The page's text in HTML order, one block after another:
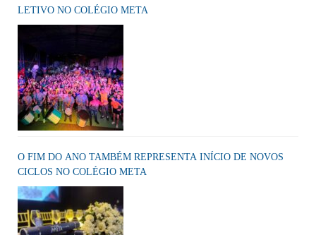
LETIVO NO COLÉGIO META
O FIM DO ANO TAMBÉM REPRESENTA INÍCIO DE NOVOS
CICLOS NO COLÉGIO META